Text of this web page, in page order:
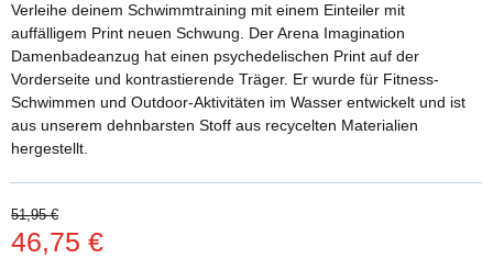
Verleihe deinem Schwimmtraining mit einem Einteiler mit
auffälligem Print neuen Schwung. Der Arena Imagination
Damenbadeanzug hat einen psychedelischen Print auf der
Vorderseite und kontrastierende Träger. Er wurde für Fitness-
Schwimmen und Outdoor-Aktivitäten im Wasser entwickelt und ist
aus unserem dehnbarsten Stoff aus recycelten Materialien
hergestellt.
51,95 €
46,75 €